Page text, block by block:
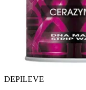
DEPILEVE